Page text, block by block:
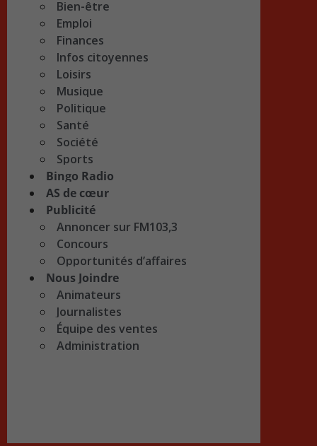
Bien-être
Emploi
Finances
Infos citoyennes
Loisirs
Musique
Politique
Santé
Société
Sports
Bingo Radio
AS de cœur
Publicité
Annoncer sur FM103,3
Concours
Opportunités d’affaires
Nous Joindre
Animateurs
Journalistes
Équipe des ventes
Administration